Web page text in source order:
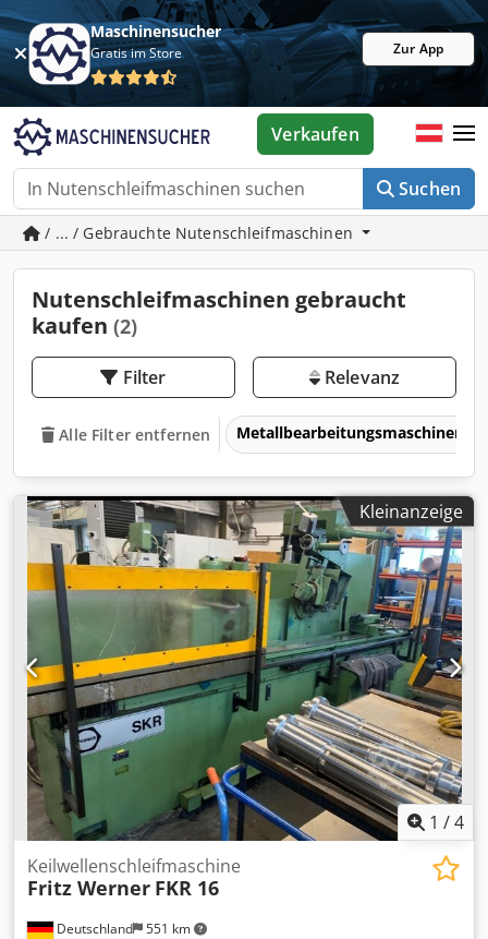
Maschinensucher
Gratis im Store Zur App
Suchen
Verkaufen
/ ... / Gebrauchte Nutenschleifmaschinen
Nutenschleifmaschinen gebraucht
kaufen (2)
Filter Relevanz
Alle Filter entfernen Metallbearbeitungsmaschinen
Kleinanzeige
1 /4
Deutschland 551 km
Keilwellenschleifmaschine
Fritz Werner FKR 16